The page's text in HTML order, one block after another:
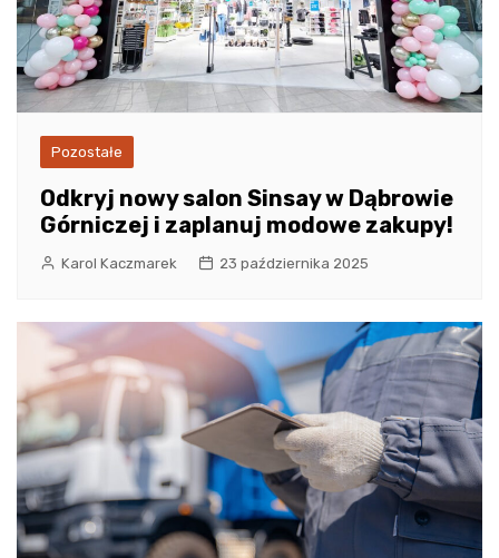
Pozostałe
Odkryj nowy salon Sinsay w Dąbrowie
Górniczej i zaplanuj modowe zakupy!
Karol Kaczmarek 23 października 2025